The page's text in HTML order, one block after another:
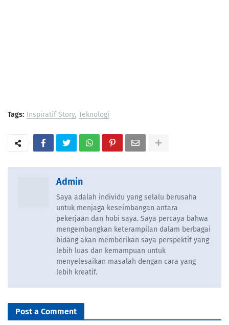
Tags: Inspiratif Story Teknologi
Admin
Saya adalah individu yang selalu berusaha
untuk menjaga keseimbangan antara
pekerjaan dan hobi saya. Saya percaya bahwa
mengembangkan keterampilan dalam berbagai
bidang akan memberikan saya perspektif yang
lebih luas dan kemampuan untuk
menyelesaikan masalah dengan cara yang
lebih kreatif.
Post a Comment